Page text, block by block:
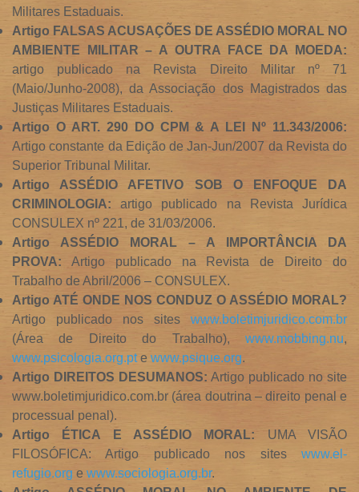
Militares Estaduais.
Artigo FALSAS ACUSAÇÕES DE ASSÉDIO MORAL NO
AMBIENTE MILITAR – A OUTRA
FACE DA MOEDA:
artigo publicado na Revista Direito Militar nº 71
(Maio/Junho-2008), da Associação dos Magistrados das
Justiças Militares Estaduais.
Artigo O ART. 290 DO CPM & A LEI Nº 11.343/2006:
Artigo constante da Edição de Jan-Jun/2007 da Revista do
Superior Tribunal Militar.
Artigo ASSÉDIO AFETIVO SOB O ENFOQUE DA
CRIMINOLOGIA: artigo publicado na Revista Jurídica
CONSULEX nº 221, de 31/03/2006.
Artigo ASSÉDIO MORAL – A IMPORTÂNCIA DA
PROVA: Artigo publicado na Revista de Direito do
Trabalho de Abril/2006 – CONSULEX.
Artigo ATÉ ONDE NOS CONDUZ O ASSÉDIO MORAL?
Artigo publicado nos sites www.boletimjuridico.com.br
(Área de Direito do Trabalho), www.mobbing.nu,
www.psicologia.org.pte www.psique.org.
Artigo DIREITOS DESUMANOS: Artigo publicado no site
www.boletimjuridico.com.br (área doutrina – direito penal e
processual penal).
Artigo ÉTICA E ASSÉDIO MORAL: UMA VISÃO
FILOSÓFICA: Artigo publicado nos sites www.el-
refugio.org e www.sociologia.org.br.